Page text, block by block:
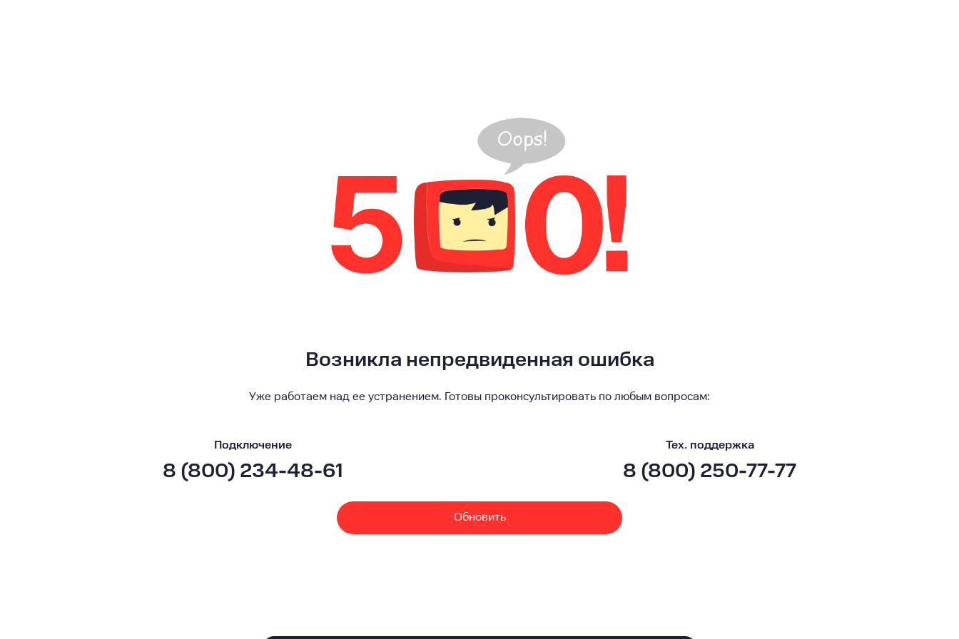
Возникла непредвиденная ошибка
Уже работаем над ее устранением. Готовы проконсультировать по любым вопросам:
Подключение
8 (800) 234-48-61
Тех. поддержка
8 (800) 250-77-77
Обновить